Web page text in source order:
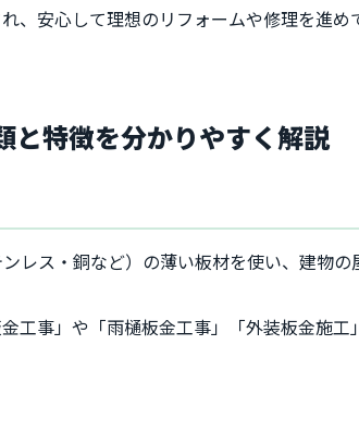
、安心して理想のリフォームや修理を進め
と特徴を分かりやすく解説
レス・銅など）の薄い板材を使い、建物
工事」や「雨樋板金工事」「外装板金施